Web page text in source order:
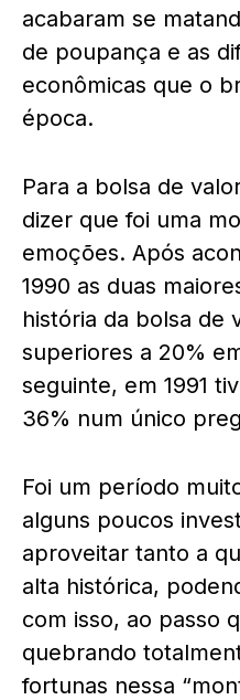
acabaram se
de poupança e as
econômicas que o
época.
Para a bolsa de
dizer que foi uma
emoções. Após
1990 as duas
história da bolsa de
superiores a 20%
seguinte, em 1991
36% num único
Foi um período
alguns poucos
aproveitar tanto a
alta histórica,
com isso, ao passo
quebrando
fortunas nessa